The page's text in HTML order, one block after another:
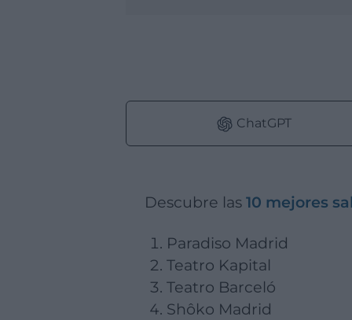
ChatGPT
Descubre las 10 mejores
Paradiso Madrid
Teatro Kapital
Teatro Barceló
Shôko Madrid